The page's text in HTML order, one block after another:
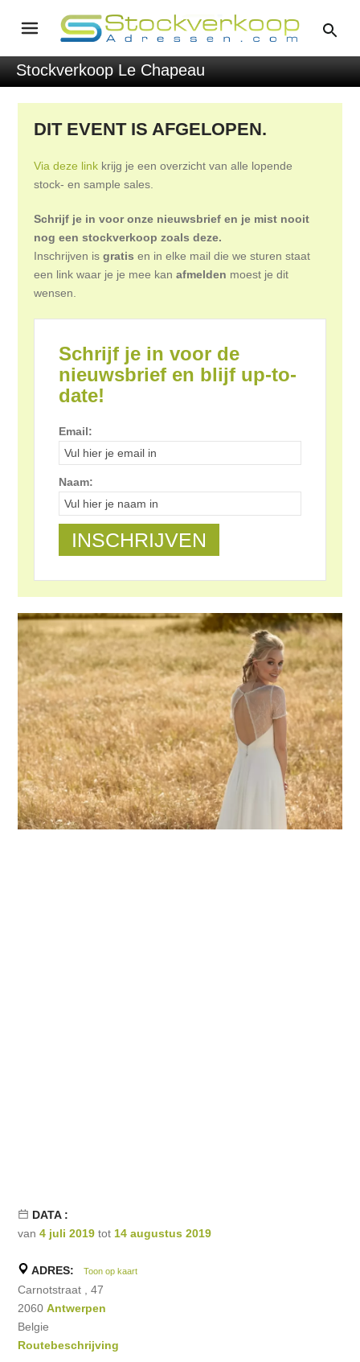
Stockverkoop Le Chapeau
DIT EVENT IS AFGELOPEN.
Via deze link krijg je een overzicht van alle lopende
stock- en sample sales.
Schrijf je in voor onze nieuwsbrief en je mist nooit
nog een stockverkoop zoals deze.
Inschrijven isgratis en in elke mail die we sturen staat
een link waar je je mee kanafmelden moest je dit
wensen.
Schrijf je in voor de
nieuwsbrief en blijf up-to-
date!
Email:
Naam:
DATA :
van4 juli 2019 tot 14 augustus 2019
ADRES: Toon op kaart
Carnotstraat , 47
2060Antwerpen
Belgie
Routebeschrijving